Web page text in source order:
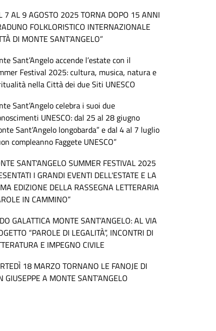
7 AL 9 AGOSTO 2025 TORNA DOPO 15 ANNI
FOLKLORISTICO INTERNAZIONALE
DI MONTE SANT’ANGELO”
Sant’Angelo accende l’estate con il
Festival 2025: cultura, musica, natura e
nella Città dei due Siti UNESCO
Sant’Angelo celebra i suoi due
UNESCO: dal 25 al 28 giugno
Sant’Angelo longobarda” e dal 4 al 7 luglio
compleanno Faggete UNESCO”
SANT'ANGELO SUMMER FESTIVAL 2025
I GRANDI EVENTI DELL'ESTATE E LA
EDIZIONE DELLA RASSEGNA LETTERARIA
IN CAMMINO”
GALATTICA MONTE SANT’ANGELO: AL VIA
“PAROLE DI LEGALITÀ”, INCONTRI DI
E IMPEGNO CIVILE
18 MARZO TORNANO LE FANOJE DI
GIUSEPPE A MONTE SANT’ANGELO